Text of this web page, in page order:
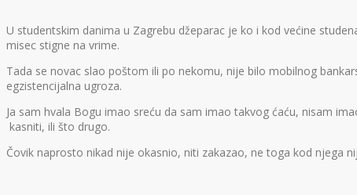
U studentskim danima u Zagrebu džeparac je ko i kod većine
misec stigne na vrime.
Tada se novac slao poštom ili po nekomu, nije bilo mobilnog
egzistencijalna ugroza.
Ja sam hvala Bogu imao sreću da sam imao takvog ćaću, nisam
kasniti, ili što drugo.
Čovik naprosto nikad nije okasnio, niti zakazao, ne toga kod njega